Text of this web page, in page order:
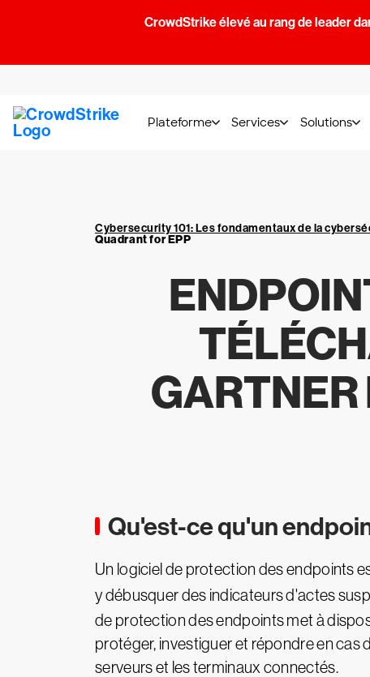
CrowdStrike élevé au rang de leader
Plateforme Services Solutions
Cybersecurity 101: Les fondamentaux de la
Quadrant for EPP
GARTNER
Qu'est-ce qu'un
Un logiciel de protection des endpoints
y débusquer des indicateurs d'actes
de protection des endpoints met à
protéger, investiguer et répondre en cas
serveurs et les terminaux connectés.